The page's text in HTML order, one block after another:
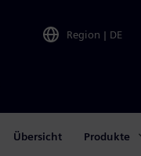
Region | DE
Übersicht Produkte